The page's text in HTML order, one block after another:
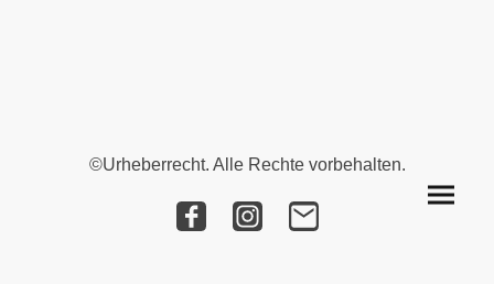
©Urheberrecht. Alle Rechte vorbehalten.